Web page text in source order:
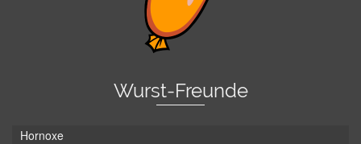
Wurst-Freunde
Hornoxe